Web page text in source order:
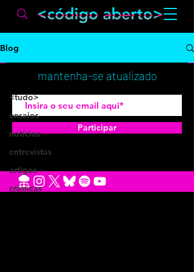
Blog
<tudo>
ensaios
notícias
entrevistas
artigos
crônicas
<tudo>mantenha-se atualizado
Participar